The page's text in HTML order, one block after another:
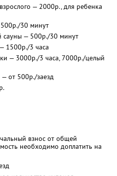
— 2000р., для ребенка
30 минут
сауны — 500р./30 минут
1500р./3 часа
— 3000р./3 часа, 7000р./целый
от 500р./заезд
взнос от общей
необходимо доплатить на